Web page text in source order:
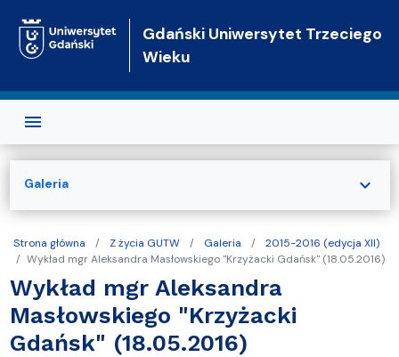
Gdański Uniwersytet Trzeciego
Wieku
Strona główna Z życia GUTW Galeria
2015-2016 (edycja XII)
Wykład mgr Aleksandra Masłowskiego "Krzyżacki Gdańsk" (18.05.2016)
Wykład mgr Aleksandra
Masłowskiego "Krzyżacki
Gdańsk" (18.05.2016)
Galeria expand_more